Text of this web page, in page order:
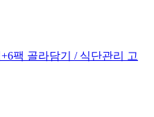
팩 골라담기 / 식단관리 고